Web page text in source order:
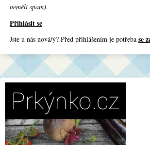
neměli spam).
Přihlásit se
Jste u nás nová/ý? Před přihlášením je potřeba se